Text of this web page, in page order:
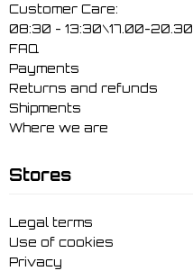
Customer Care:
08:30 - 13:30\17.00-20.30
FAQ
Payments
Returns and refunds
Shipments
Where we are
Stores
Legal terms
Use of cookies
Privacy